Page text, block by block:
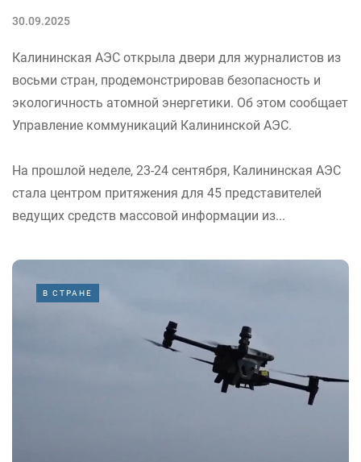
30.09.2025
Калининская АЭС открыла двери для журналистов из
восьми стран, продемонстрировав безопасность и
экологичность атомной энергетики. Об этом сообщает
Управление коммуникаций Калининской АЭС.
На прошлой неделе, 23-24 сентября, Калининская АЭС
стала центром притяжения для 45 представителей
ведущих средств массовой информации из...
В СТРАНЕ